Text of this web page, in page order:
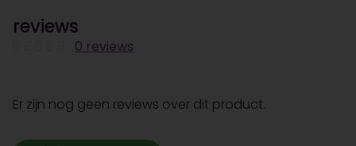
reviews
0 reviews
Er zijn nog geen reviews over dit product.